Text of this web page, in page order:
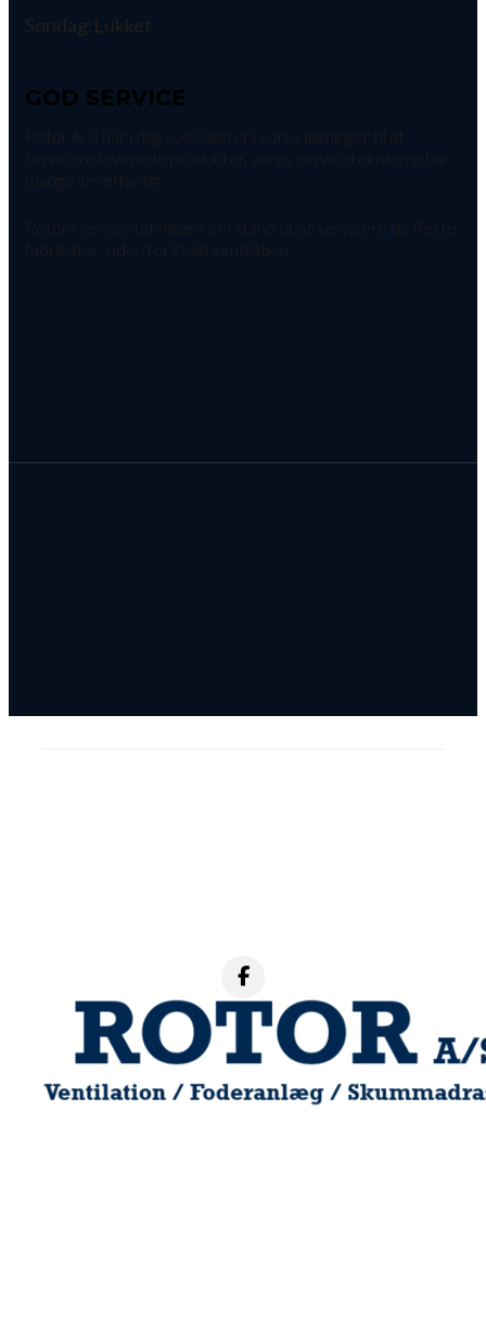
Søndag:Lukket
GOD SERVICE
Rotor A/S har i dag specialister i vores løsninger til at
mange års erfaring.